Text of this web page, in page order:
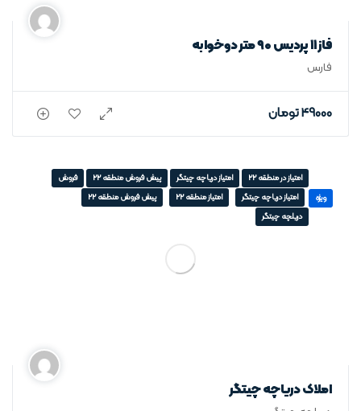
فاز ۱۱ پردیس ۹۰ متر دوخوابه
فارس
49000تومان
ویژه
امتیاز در منطقه 22 امتیاز دریاچه چیتگر پیش فروش منطقه 22
فروش
امتیاز دریاچه چیتگر
امتیاز منطقه 22
پیش فروش منطقه 22
دریلچه چیتگر
املاک دریاچه چیتگر